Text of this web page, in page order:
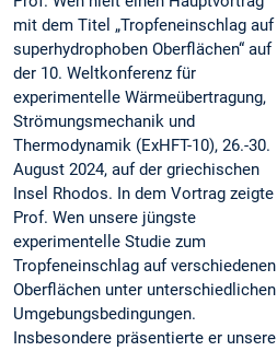
mit dem Titel „Tropfeneinschlag auf
superhydrophoben Oberflächen“ auf
der 10. Weltkonferenz für
experimentelle Wärmeübertragung,
Strömungsmechanik und
Thermodynamik (ExHFT-10), 26.-30.
August 2024, auf der griechischen
Insel Rhodos. In dem Vortrag zeigte
Prof. Wen unsere jüngste
experimentelle Studie zum
Tropfeneinschlag auf verschiedenen
Oberflächen unter unterschiedlichen
Umgebungsbedingungen.
Insbesondere präsentierte er unsere